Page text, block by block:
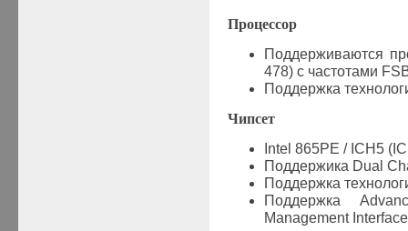
Процессор
Поддерживаются
478) с частотами
Поддержка
Чипсет
Intel 865PE / ICH5
Поддержика Dual
Поддержка
Поддержка
Management